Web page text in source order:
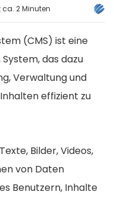
ca. 2 Minuten
(CMS) ist eine
das dazu
Verwaltung und
effizient zu
Bilder, Videos,
von Daten
Benutzern, Inhalte